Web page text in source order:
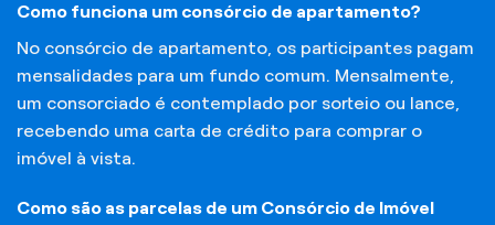
Como funciona um consórcio de apartamento?
No consórcio de apartamento, os participantes pagam
mensalidades para um fundo comum. Mensalmente,
um consorciado é contemplado por sorteio ou lance,
recebendo uma carta de crédito para comprar o
imóvel à vista.
Como são as parcelas de um Consórcio de Imóvel